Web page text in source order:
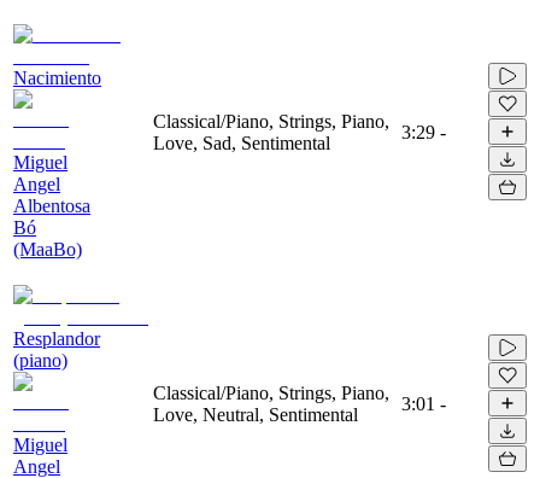
Nacimiento
Miguel
Angel
Albentosa
Bó
(MaaBo)
Classical/Piano, Strings, Piano,
Love, Sad, Sentimental
3:29 -
Resplandor
(piano)
Miguel
Angel
Classical/Piano, Strings, Piano,
Love, Neutral, Sentimental
3:01 -